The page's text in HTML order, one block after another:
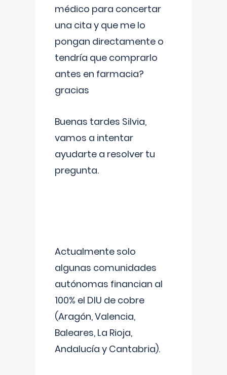
médico para concertar
una cita y que me lo
pongan directamente o
tendría que comprarlo
antes en farmacia?
gracias
Buenas tardes Silvia,
vamos a intentar
ayudarte a resolver tu
pregunta.
Actualmente solo
algunas comunidades
autónomas financian al
100% el DIU de cobre
(Aragón, Valencia,
Baleares, La Rioja,
Andalucía y Cantabria).